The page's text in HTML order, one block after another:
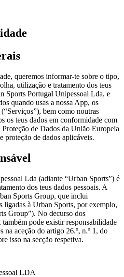
queremos informar-te sobre o tipo,
utilização e tratamento dos teus
Sports Portugal Unipessoal Lda, e
quando usas a nossa App, os
bem como noutras
os teus dados em conformidade com
de Dados da União Europeia
proteção de dados aplicáveis.
Lda (adiante “Urban Sports”) é
dos teus dados pessoais. A
Sports Group, que inclui
ligadas à Urban Sports, por exemplo,
Group”). No decurso dos
pode existir responsabilidade
na aceção do artigo 26.º, n.º 1, do
isso na secção respetiva.
LDA